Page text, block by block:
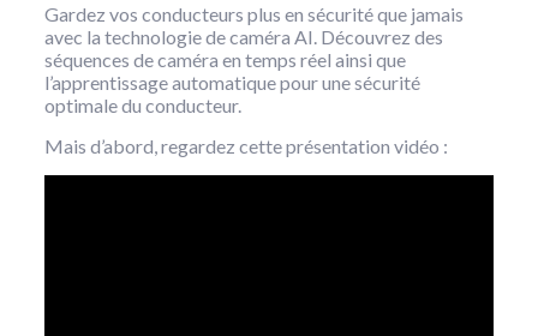
Gardez vos conducteurs plus en sécurité que jamais
avec la technologie de caméra AI. Découvrez des
séquences de caméra en temps réel ainsi que
l’apprentissage automatique pour une sécurité
optimale du conducteur.
Mais d’abord, regardez cette présentation vidéo :